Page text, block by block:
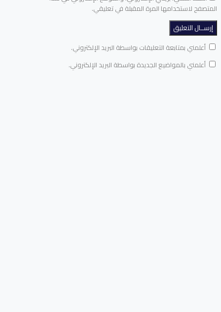
المتصفح لاستخدامها المرة المقبلة في تعليقي.
أعلمني بمتابعة التعليقات بواسطة البريد الإلكتروني.
أعلمني بالمواضيع الجديدة بواسطة البريد الإلكتروني.